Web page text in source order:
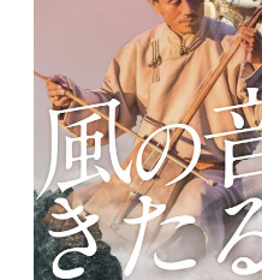
オンライン・ショッ
ギャラリー
日々のレポート
Specials